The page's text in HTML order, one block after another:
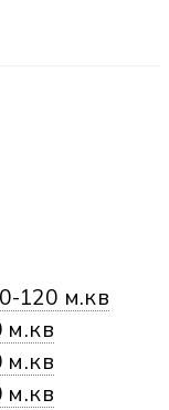
120 м.кв
м.кв
м.кв
м.кв